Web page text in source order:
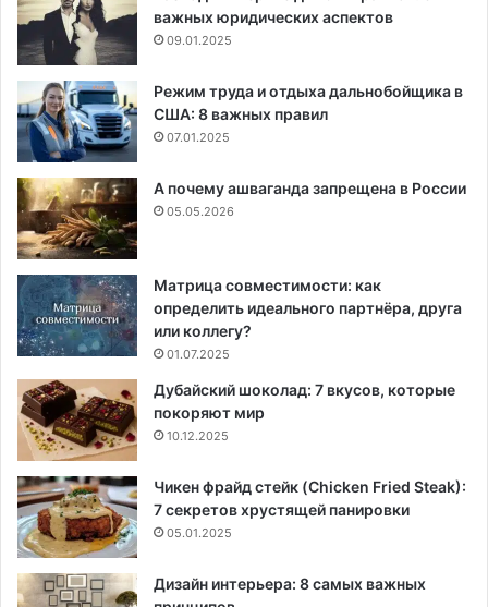
важных юридических аспектов
09.01.2025
Режим труда и отдыха дальнобойщика в
США: 8 важных правил
07.01.2025
А почему ашваганда запрещена в России
05.05.2026
Матрица совместимости: как
определить идеального партнёра, друга
или коллегу?
01.07.2025
Дубайский шоколад: 7 вкусов, которые
покоряют мир
10.12.2025
Чикен фрайд стейк (Chicken Fried Steak):
7 секретов хрустящей панировки
05.01.2025
Дизайн интерьера: 8 самых важных